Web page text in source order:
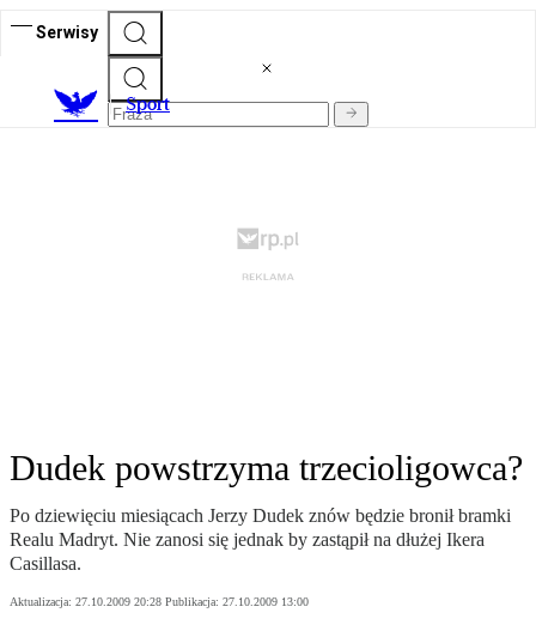
Serwisy
Sport
Dudek powstrzyma trzecioligowca?
Po dziewięciu miesiącach Jerzy Dudek znów będzie bronił bramki
Realu Madryt. Nie zanosi się jednak by zastąpił na dłużej Ikera
Casillasa.
Aktualizacja: 27.10.2009 20:28 Publikacja: 27.10.2009 13:00